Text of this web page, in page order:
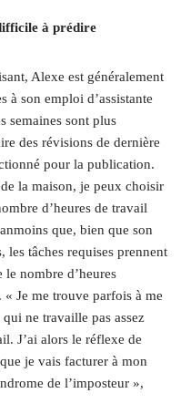
à prédire
Alexe est généralement
à son emploi d’assistante
semaines sont plus
des révisions de dernière
pour la publication.
la maison, je peux choisir
d’heures de travail
que, bien que son
les tâches requises prennent
nombre d’heures
Je me trouve parfois à me
ne travaille pas assez
J’ai alors le réflexe de
je vais facturer à mon
de l’imposteur »,